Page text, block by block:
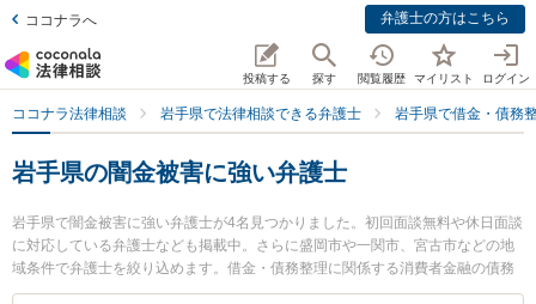
ココナラへ 弁護士の方はこちら
投稿する 探す 閲覧履歴 マイリスト ログイン
ココナラ法律相談 岩手県で法律相談できる弁護士 岩手県で借金・債務
岩手県の闇金被害に強い弁護士
岩手県で闇金被害に強い弁護士が4名見つかりました。初回面談無料や休日面談
に対応している弁護士なども掲載中。さらに盛岡市や一関市、宮古市などの地
域条件で弁護士を絞り込めます。借金・債務整理に関係する消費者金融の債務
整理やクレジット会社の債務整理、リボ払いの債務整理等の細かな分野での絞